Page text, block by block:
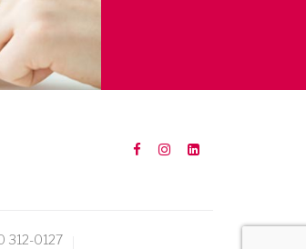
312-0127